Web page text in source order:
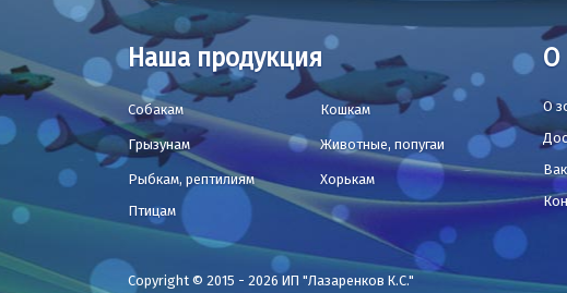
Наша продукция
Собакам Кошкам
Грызунам Животные, попугаи
Рыбкам, рептилиям
Хорькам
Птицам
О
О
Copyright © 2015 - 2026 ИП "Лазаренков К.С."